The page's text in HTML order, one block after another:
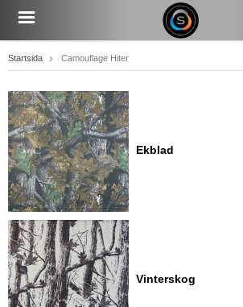
Startsida Camouflage Hiter
Ekblad
Vinterskog